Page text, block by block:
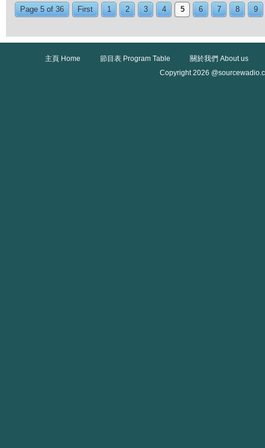
Page 5 of 36 First 1 2 3 4 5 6 7 8 9
主頁 Home 節目表 Program Table
關於我們 About us
Copyright 2026